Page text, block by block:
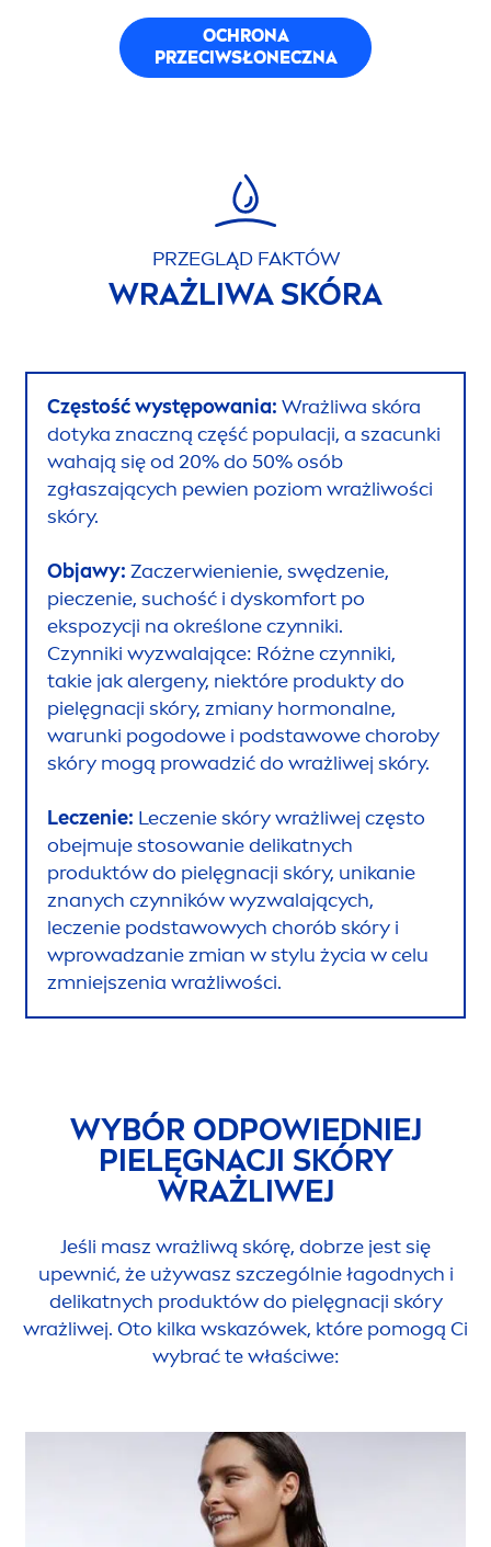
OCHRONA
PRZECIWSŁONECZNA
PRZEGLĄD FAKTÓW
WRAŻLIWA SKÓRA
Częstość występowania: Wrażliwa skóra
dotyka znaczną część populacji, a szacunki
wahają się od 20% do 50% osób
zgłaszających pewien poziom wrażliwości
skóry.
Objawy: Zaczerwienienie, swędzenie,
pieczenie, suchość i dyskomfort po
ekspozycji na określone czynniki.
Czynniki wyzwalające: Różne czynniki,
takie jak alergeny, niektóre produkty do
pielęgnacji skóry, zmiany hormonalne,
warunki pogodowe i podstawowe choroby
skóry mogą prowadzić do wrażliwej skóry.
Leczenie: Leczenie skóry wrażliwej często
obejmuje stosowanie delikatnych
produktów do pielęgnacji skóry, unikanie
znanych czynników wyzwalających,
leczenie podstawowych chorób skóry i
wprowadzanie zmian w stylu życia w celu
zmniejszenia wrażliwości.
WYBÓR ODPOWIEDNIEJ
PIELĘGNACJI SKÓRY
WRAŻLIWEJ
Jeśli masz wrażliwą skórę, dobrze jest się
upewnić, że używasz szczególnie łagodnych i
delikatnych produktów do pielęgnacji skóry
wrażliwej. Oto kilka wskazówek, które pomogą Ci
wybrać te właściwe: